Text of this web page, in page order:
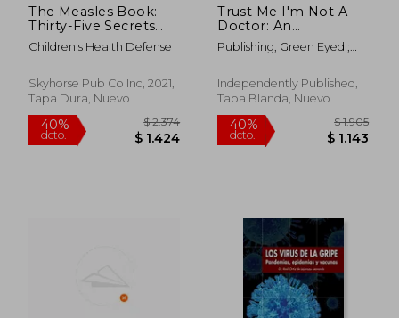
The Measles Book:
Thirty-Five Secrets
the Government and
the Media Aren'T
Measles and the
Measles Vaccine
Defense) (en Inglés)
Children's Health Defense
Skyhorse Pub Co Inc, 2021,
Tapa Dura, Nuevo
Trust Me I'm Not A
Doctor: An
Uncontrolled Study
Of Modern Medicine
Publishing, Green Eyed ;
Independently Published,
Tapa Blanda, Nuevo